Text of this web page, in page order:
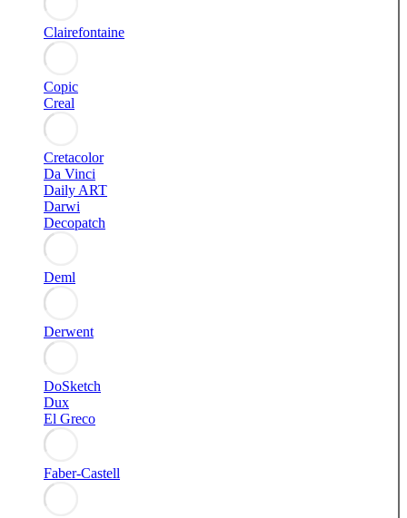
Clairefontaine
Copic
Creal
Cretacolor
Da Vinci
Daily ART
Darwi
Decopatch
Deml
Derwent
DoSketch
Dux
El Greco
Faber-Castell